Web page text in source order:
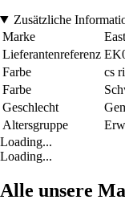
Zusätzliche
Marke
Lieferantenreferenz
Farbe
cs
Farbe
Geschlecht
Altersgruppe
Loading...
Loading...
Alle unsere